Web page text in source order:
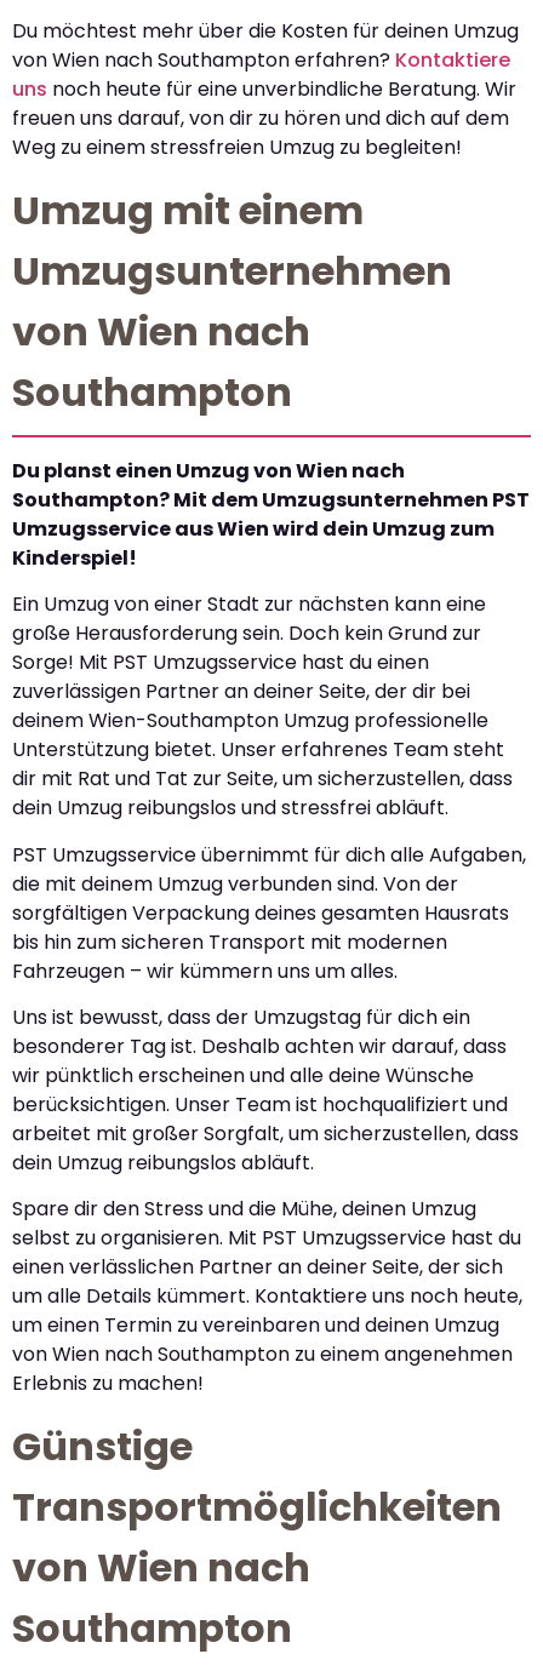
Du möchtest mehr über die Kosten für deinen Umzug
von Wien nach Southampton erfahren? Kontaktiere
uns noch heute für eine unverbindliche Beratung. Wir
freuen uns darauf, von dir zu hören und dich auf dem
Weg zu einem stressfreien Umzug zu begleiten!
Umzug mit einem
Umzugsunternehmen
von Wien nach
Southampton
Du planst einen Umzug von Wien nach
Southampton? Mit dem Umzugsunternehmen PST
Umzugsservice aus Wien wird dein Umzug zum
Kinderspiel!
Ein Umzug von einer Stadt zur nächsten kann eine
große Herausforderung sein. Doch kein Grund zur
Sorge! Mit PST Umzugsservice hast du einen
zuverlässigen Partner an deiner Seite, der dir bei
deinem Wien-Southampton Umzug professionelle
Unterstützung bietet. Unser erfahrenes Team steht
dir mit Rat und Tat zur Seite, um sicherzustellen, dass
dein Umzug reibungslos und stressfrei abläuft.
PST Umzugsservice übernimmt für dich alle Aufgaben,
die mit deinem Umzug verbunden sind. Von der
sorgfältigen Verpackung deines gesamten Hausrats
bis hin zum sicheren Transport mit modernen
Fahrzeugen – wir kümmern uns um alles.
Uns ist bewusst, dass der Umzugstag für dich ein
besonderer Tag ist. Deshalb achten wir darauf, dass
wir pünktlich erscheinen und alle deine Wünsche
berücksichtigen. Unser Team ist hochqualifiziert und
arbeitet mit großer Sorgfalt, um sicherzustellen, dass
dein Umzug reibungslos abläuft.
Spare dir den Stress und die Mühe, deinen Umzug
selbst zu organisieren. Mit PST Umzugsservice hast du
einen verlässlichen Partner an deiner Seite, der sich
um alle Details kümmert. Kontaktiere uns noch heute,
um einen Termin zu vereinbaren und deinen Umzug
von Wien nach Southampton zu einem angenehmen
Erlebnis zu machen!
Günstige
Transportmöglichkeiten
von Wien nach
Southampton